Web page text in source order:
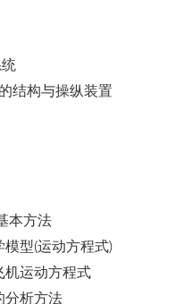
结构与操纵装置
本方法
型(运动方程式)
运动方程式
析方法